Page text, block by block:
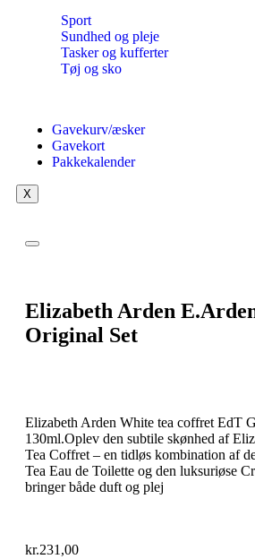
Sport
Sundhed og pleje
Tasker og kufferter
Tøj og sko
Gavekurv/æsker
Gavekort
Pakkekalender
X
Elizabeth Arden
Original Set
Elizabeth Arden White tea coffret EdT
130ml.Oplev den subtile skønhed af
Tea Coffret – en tidløs kombination af
Tea Eau de Toilette og den luksuriøse
bringer både duft og plej
kr.231,00